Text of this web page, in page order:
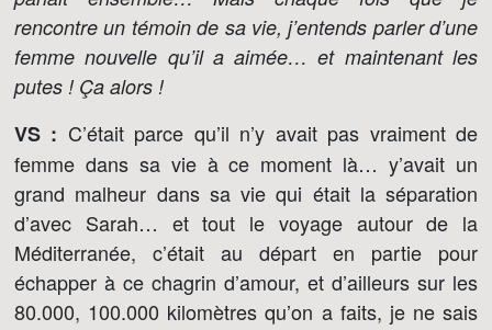
rencontre un témoin de sa vie, j’entends parler d’une
femme nouvelle qu’il a aimée… et maintenant les
putes ! Ça alors !
VS : C’était parce qu’il n’y avait pas vraiment de
femme dans sa vie à ce moment là… y’avait un
grand malheur dans sa vie qui était la séparation
d’avec Sarah… et tout le voyage autour de la
Méditerranée, c’était au départ en partie pour
échapper à ce chagrin d’amour, et d’ailleurs sur les
80.000, 100.000 kilomètres qu’on a faits, je ne sais